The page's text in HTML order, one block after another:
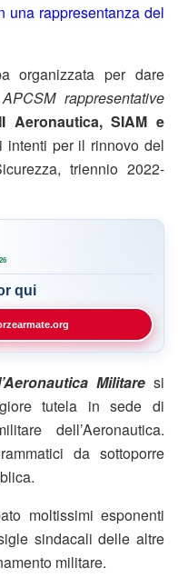
una rappresentanza del
organizzata per dare
APCSM rappresentative
Aeronautica, SIAM e
intenti per il rinnovo del
triennio 2022-
qui
Militaresi
tutela in sede di
dell’Aeronautica.
da sottoporre
moltissimi esponenti
sindacali delle altre
militare.